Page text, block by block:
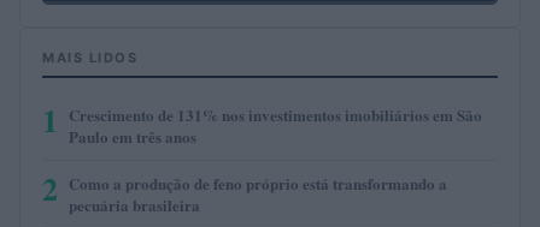
MAIS LIDOS
1
Crescimento de 131% nos investimentos imobiliários em São
Paulo em três anos
2 Como a produção de feno próprio está transformando a
pecuária brasileira